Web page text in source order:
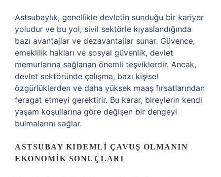
Astsubaylık, genellikle devletin sunduğu bir kariyer
yoludur ve bu yol, sivil sektörle kıyaslandığında
bazı avantajlar ve dezavantajlar sunar. Güvence,
emeklilik hakları ve sosyal güvenlik, devlet
memurlarına sağlanan önemli teşviklerdir. Ancak,
devlet sektöründe çalışma, bazı kişisel
özgürlüklerden ve daha yüksek maaş fırsatlarından
feragat etmeyi gerektirir. Bu karar, bireylerin kendi
yaşam koşullarına göre değişen bir dengeyi
bulmalarını sağlar.
ASTSUBAY KIDEMLI ÇAVUŞ OLMANIN
EKONOMIK SONUÇLARI